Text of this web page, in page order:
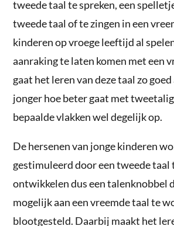
tweede taal te spreken, een
tweede taal of te zingen in een
kinderen op vroege leeftijd al
aanraking te laten komen met een
gaat het leren van deze taal zo
jonger hoe beter gaat met
bepaalde vlakken wel degelijk op.
De hersenen van jonge kinderen
gestimuleerd door een tweede taal
ontwikkelen dus een talenknobbel
mogelijk aan een vreemde taal te
blootgesteld. Daarbij maakt het